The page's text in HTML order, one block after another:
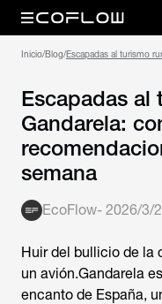
Inicio/Blog/Escapadas al turismo
Escapadas al
Gandarela:
semana
EcoFlow- 2026/3/
Huir del bullicio de la
un avión.Gandarela
encanto de España,